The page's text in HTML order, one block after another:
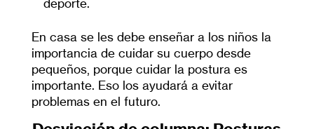
En casa se les debe enseñar a los niños la
importancia de cuidar su cuerpo desde
pequeños, porque cuidar la postura es
importante. Eso los ayudará a evitar
problemas en el futuro.